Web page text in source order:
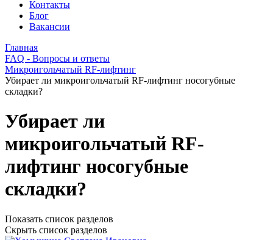
Контакты
Блог
Вакансии
Главная
FAQ - Вопросы и ответы
Микроигольчатый RF-лифтинг
Убирает ли микроигольчатый RF-лифтинг носогубные
складки?
Убирает ли
микроигольчатый RF-
лифтинг носогубные
складки?
Показать список разделов
Скрыть список разделов